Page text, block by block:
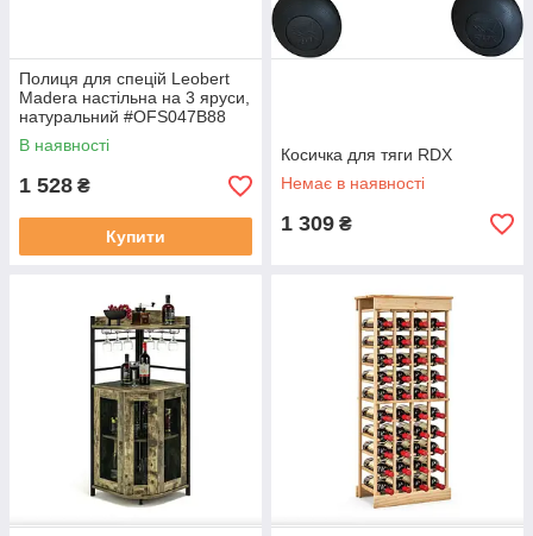
Полиця для спецій Leobert
Madera настільна на 3 яруси,
натуральний #OFS047B88
В наявності
1 528 ₴
Купити
Косичка для тяги RDX
Немає в наявності
1 309 ₴